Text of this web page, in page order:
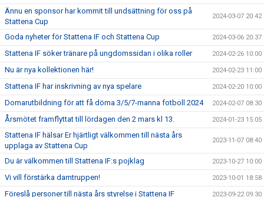
Ännu en sponsor har kommit till undsättning för oss på
Stattena Cup
2024-03-07 20:42
Goda nyheter för Stattena IF och Stattena Cup 2024-03-06 20:37
Stattena IF söker tränare på ungdomssidan i olika roller 2024-02-26 10:00
Nu är nya kollektionen här! 2024-02-23 11:00
Stattena IF har inskrivning av nya spelare 2024-02-20 10:00
Domarutbildning för att få döma 3/5/7-manna fotboll 2024 2024-02-07 08:30
Årsmötet framflyttat till lördagen den 2 mars kl 13. 2024-01-23 15:05
Stattena IF hälsar Er hjärtligt välkommen till nästa års
upplaga av Stattena Cup
2023-11-07 08:40
Du är välkommen till Stattena IF:s pojklag 2023-10-27 10:00
Vi vill förstärka damtruppen! 2023-10-01 18:58
Föreslå personer till nästa års styrelse i Stattena IF 2023-09-22 09:30